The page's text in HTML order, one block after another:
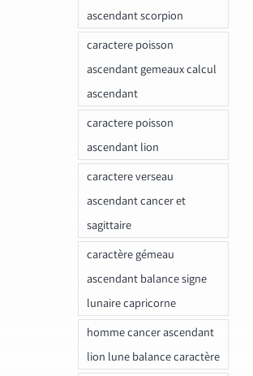
ascendant scorpion
caractere poisson
ascendant gemeaux calcul
ascendant
caractere poisson
ascendant lion
caractere verseau
ascendant cancer et
sagittaire
caractère gémeau
ascendant balance signe
lunaire capricorne
homme cancer ascendant
lion lune balance caractère